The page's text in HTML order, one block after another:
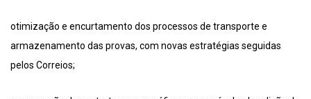
otimização e encurtamento dos processos de transporte e
armazenamento das provas, com novas estratégias seguidas
pelos Correios;